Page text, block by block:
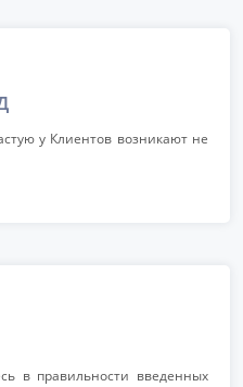
у Клиентов возникают не
в правильности введенных